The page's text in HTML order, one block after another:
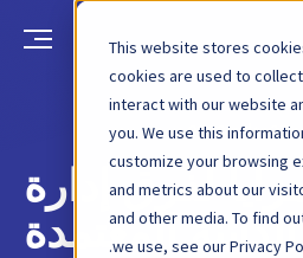
This website stores
cookies are used to
interact with our website
you. We use this
customize your browsing
and metrics about our
and other media. To find
we use, see our Privacy
27 يناير 2022
مزايا لفرق إدارة
المعتمدة